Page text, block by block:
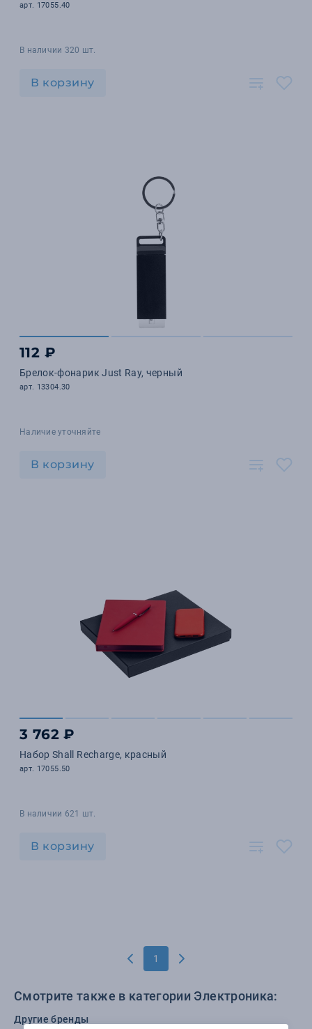
арт. 17055.40
В наличии 320 шт.
В корзину
112 ₽
Брелок-фонарик Just Ray, черный
арт. 13304.30
Наличие уточняйте
В корзину
3 762 ₽
Набор Shall Recharge, красный
арт. 17055.50
В наличии 621 шт.
В корзину
1
Смотрите также в категории Электроника:
Другие бренды